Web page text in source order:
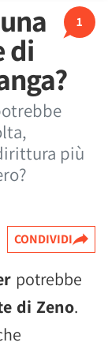
1
di
più
CONDIVIDI
potrebbe
di Zeno.